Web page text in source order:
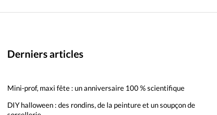
Derniers articles
Mini-prof, maxi fête : un anniversaire 100 % scientifique
DIY halloween : des rondins, de la peinture et un soupçon de